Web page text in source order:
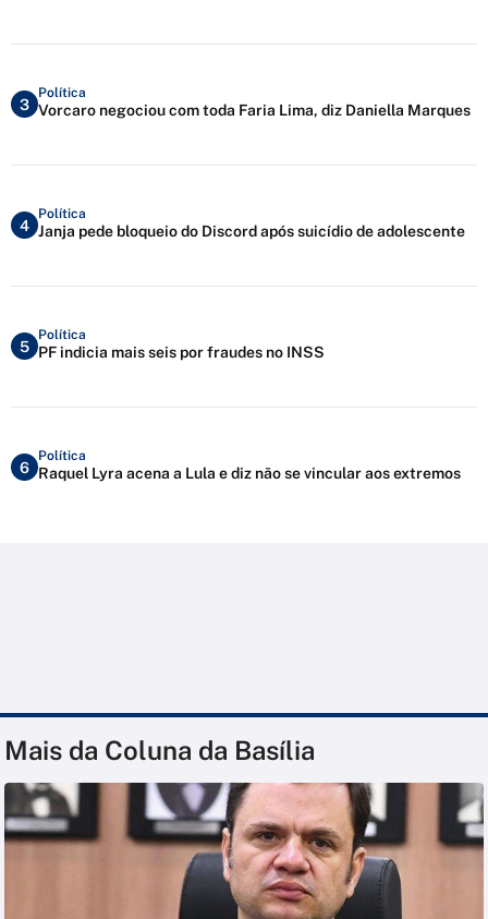
3
Política
Vorcaro negociou com toda Faria Lima, diz Daniella Marques
4
Política
Janja pede bloqueio do Discord após suicídio de adolescente
5
Política
PF indicia mais seis por fraudes no INSS
6
Política
Raquel Lyra acena a Lula e diz não se vincular aos extremos
Mais da Coluna da Basília